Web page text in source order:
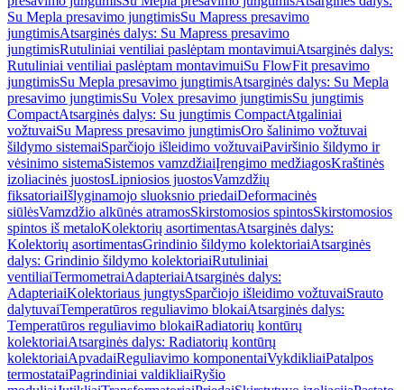
Su Mepla presavimo jungtimisSu Mapress presavimo
jungtimisAtsarginės dalys: Su Mapress presavimo
jungtimisRutuliniai ventiliai paslėptam montavimuiAtsarginės dalys:
Rutuliniai ventiliai paslėptam montavimuiSu FlowFit presavimo
jungtimisSu Mepla presavimo jungtimisAtsarginės dalys: Su Mepla
presavimo jungtimisSu Volex presavimo jungtimisSu jungtimis
CompactAtsarginės dalys: Su jungtimis CompactAtgaliniai
vožtuvaiSu Mapress presavimo jungtimisOro šalinimo vožtuvai
šildymo sistemaiSparčiojo išleidimo vožtuvaiPaviršinio šildymo ir
vėsinimo sistemaSistemos vamzdžiaiĮrengimo medžiagosKraštinės
izoliacinės juostosLipniosios juostosVamzdžių
fiksatoriaiIšlyginamojo sluoksnio priedaiDeformacinės
siūlėsVamzdžio alkūnės atramosSkirstomosios spintosSkirstomosios
spintos iš metaloKolektorių asortimentasAtsarginės dalys:
Kolektorių asortimentasGrindinio šildymo kolektoriaiAtsarginės
dalys: Grindinio šildymo kolektoriaiRutuliniai
ventiliaiTermometraiAdapteriaiAtsarginės dalys:
AdapteriaiKolektoriaus jungtysSparčiojo išleidimo vožtuvaiSrauto
dalytuvaiTemperatūros reguliavimo blokaiAtsarginės dalys:
Temperatūros reguliavimo blokaiRadiatorių kontūrų
kolektoriaiAtsarginės dalys: Radiatorių kontūrų
kolektoriaiApvadaiReguliavimo komponentaiVykdikliaiPatalpos
termostataiPagrindiniai valdikliaiRyšio